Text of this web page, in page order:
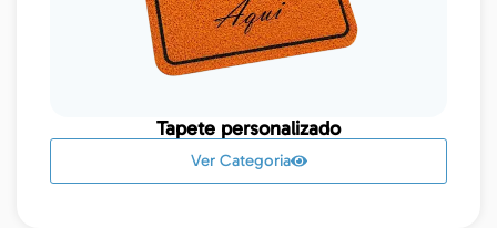
Tapete personalizado
Ver Categoria